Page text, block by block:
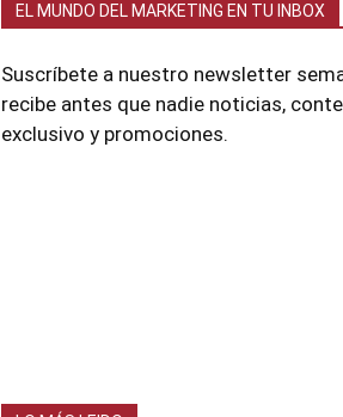
EL MUNDO DEL MARKETING EN TU INBOX
Suscríbete a nuestro newsletter
recibe antes que nadie noticias,
exclusivo y promociones.